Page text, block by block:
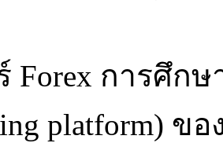
Forex การศึ
platform) ข